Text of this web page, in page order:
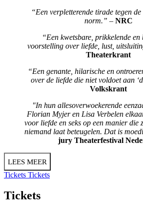
“Een verpletterende tirade tegen de
norm.” – NRC
“Een kwetsbare, prikkelende
voorstelling over liefde, lust,
Theaterkrant
“Een genante, hilarische en
over de liefde die niet voldoet aan
Volkskrant
"In hun allesoverwoekerende
Florian Myjer en Lisa Verbelen
voor liefde en seks op een manier die
niemand laat beteugelen. Dat is
jury Theaterfestival
LEES MEER
Tickets Tickets
Tickets